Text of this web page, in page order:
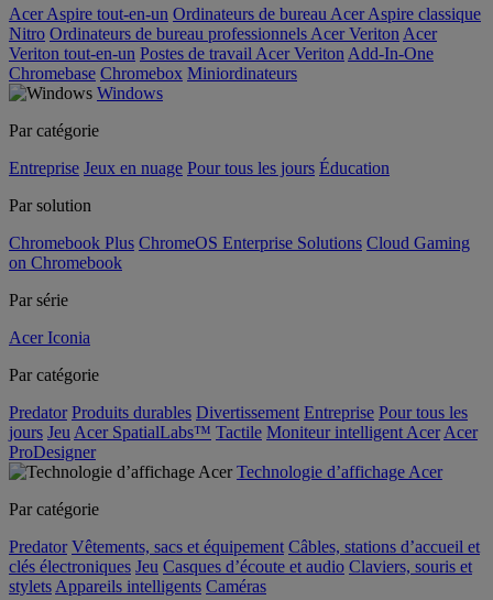
Acer Aspire tout-en-un Ordinateurs de bureau Acer Aspire classique
Nitro Ordinateurs de bureau professionnels Acer Veriton Acer
Veriton tout-en-un Postes de travail Acer Veriton Add-In-One
Chromebase Chromebox Miniordinateurs
Windows
Par catégorie
Entreprise Jeux en nuage Pour tous les jours Éducation
Par solution
Chromebook Plus ChromeOS Enterprise Solutions Cloud Gaming
on Chromebook
Par série
Acer Iconia
Par catégorie
Predator Produits durables Divertissement Entreprise Pour tous les
jours Jeu Acer SpatialLabs™ Tactile Moniteur intelligent Acer Acer
ProDesigner
Technologie d’affichage Acer
Par catégorie
Predator Vêtements, sacs et équipement Câbles, stations d’accueil et
clés électroniques Jeu Casques d’écoute et audio Claviers, souris et
stylets Appareils intelligents Caméras